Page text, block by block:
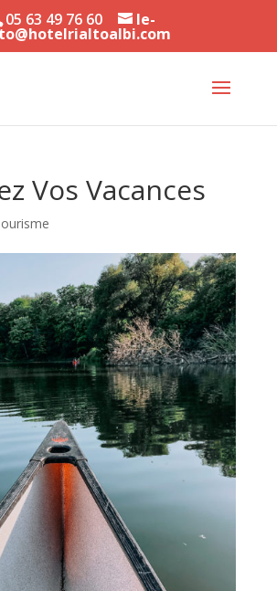
05 63 49 76 60 le-
Vos Vacances